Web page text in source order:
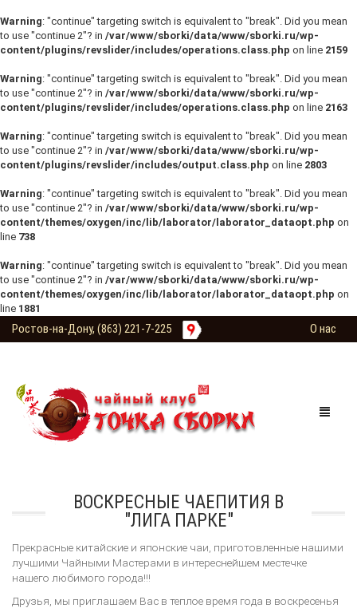
Warning: "continue" targeting switch is equivalent to "break". Did you mean
to use "continue 2"? in /var/www/sborki/data/www/sborki.ru/wp-
content/plugins/revslider/includes/operations.class.php on line 2159
Warning: "continue" targeting switch is equivalent to "break". Did you mean
to use "continue 2"? in /var/www/sborki/data/www/sborki.ru/wp-
content/plugins/revslider/includes/operations.class.php on line 2163
Warning: "continue" targeting switch is equivalent to "break". Did you mean
to use "continue 2"? in /var/www/sborki/data/www/sborki.ru/wp-
content/plugins/revslider/includes/output.class.php on line 2803
Warning: "continue" targeting switch is equivalent to "break". Did you mean
to use "continue 2"? in /var/www/sborki/data/www/sborki.ru/wp-
content/themes/oxygen/inc/lib/laborator/laborator_dataopt.php on
line 738
Warning: "continue" targeting switch is equivalent to "break". Did you mean
to use "continue 2"? in /var/www/sborki/data/www/sborki.ru/wp-
content/themes/oxygen/inc/lib/laborator/laborator_dataopt.php on
line 1881
Ростов-на-Дону, (863) 221-7-225 О нас
АКЦИИ
МЕРОПРИЯТИЯ
ВОСКРЕСНЫЕ ЧАЕПИТИЯ В
"ЛИГА ПАРКЕ"
Прекрасные китайские и японские чаи, приготовленные нашими
лучшими Чайными Мастерами в интереснейшем местечке
нашего любимого города!!!
Друзья, мы приглашаем Вас в теплое время года в воскресенья